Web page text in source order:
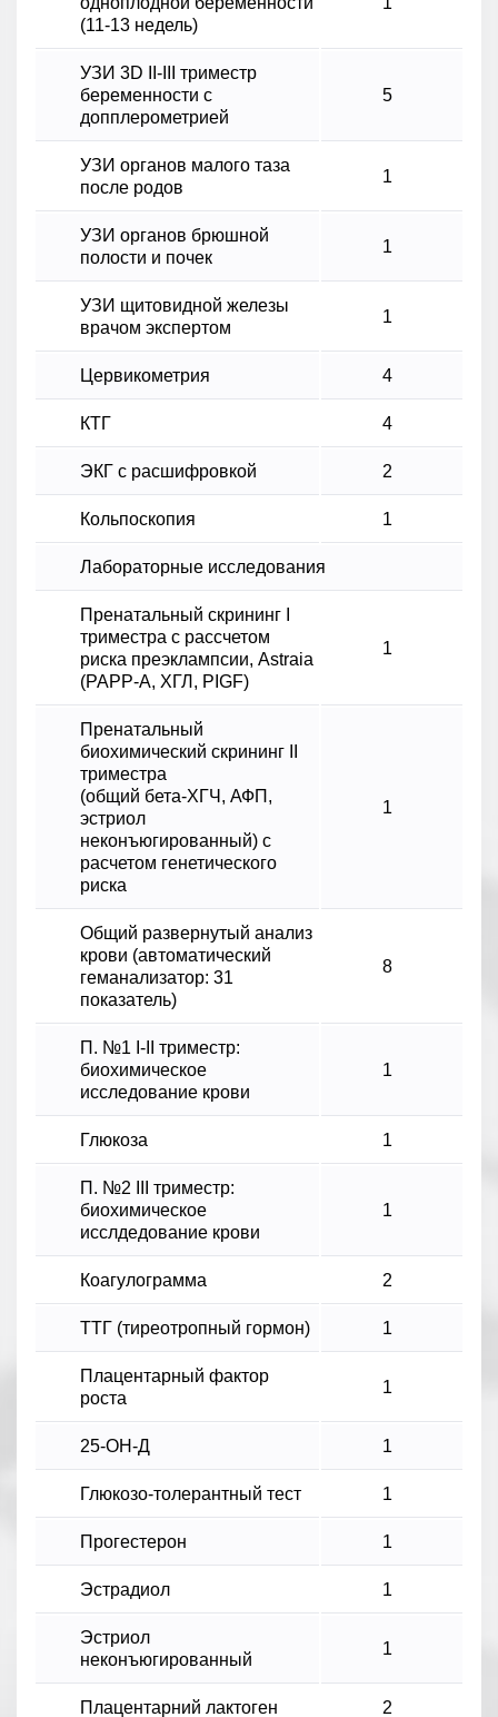
(11-13 недель)
УЗИ 3D II-III триместр
беременности с
допплерометрией
5
УЗИ органов малого таза
после родов
1
УЗИ органов брюшной
полости и почек
1
УЗИ щитовидной железы
врачом экспертом
1
Цервикометрия 4
КТГ 4
ЭКГ с расшифровкой 2
Кольпоскопия 1
Лабораторные исследования
Пренатальный скрининг I
триместра с рассчетом
риска преэклампсии, Astraia
(PAPP-A, ХГЛ, PIGF)
1
Пренатальный
биохимический скрининг II
триместра
(общий бета-ХГЧ, АФП,
эстриол
неконъюгированный) с
расчетом генетического
риска
1
Общий развернутый анализ
крови (автоматический
геманализатор: 31
показатель)
8
П. №1 I-II триместр:
биохимическое
исследование крови
1
Глюкоза 1
П. №2 ІІІ триместр:
биохимическое
исслдедование крови
1
Коагулограмма 2
ТТГ (тиреотропный гормон) 1
Плацентарный фактор
роста
1
25-ОН-Д 1
Глюкозо-толерантный тест 1
Прогестерон 1
Эстрадиол 1
Эстриол
неконъюгированный
1
Плацентарний лактоген 2